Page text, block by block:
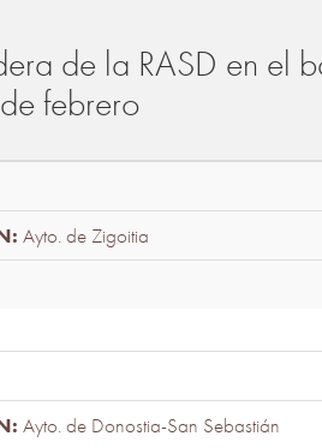
de la RASD en el
febrero
Ayto. de Zigoitia
Ayto. de Donostia-San Sebastián